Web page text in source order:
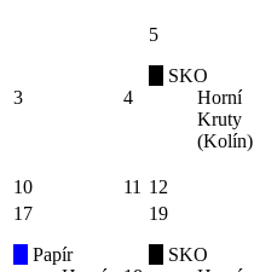
3 4
5
SKO
Horní
Kruty
(Kolín)
10 11 12
17
Papír
19
SKO